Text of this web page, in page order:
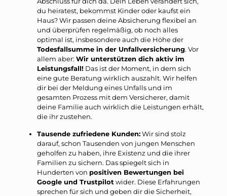
du heiratest, bekommst Kinder oder kaufst ein
Haus? Wir passen deine Absicherung flexibel an
und überprüfen regelmäßig, ob noch alles
optimal ist, insbesondere auch die Höhe der
Todesfallsumme in der Unfallversicherung. Vor
allem aber: Wir unterstützen dich aktiv im
Leistungsfall! Das ist der Moment, in dem sich
eine gute Beratung wirklich auszahlt. Wir helfen
dir bei der Meldung eines Unfalls und im
gesamten Prozess mit dem Versicherer, damit
deine Familie auch wirklich die Leistungen erhält,
die ihr zustehen.
Tausende zufriedene Kunden:Wir sind stolz
darauf, schon Tausenden von jungen Menschen
geholfen zu haben, ihre Existenz und die ihrer
Familien zu sichern. Das spiegelt sich in
Hunderten von positiven Bewertungen bei
Google und Trustpilot wider. Diese Erfahrungen
sprechen für sich und geben dir die Sicherheit,